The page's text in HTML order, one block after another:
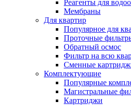
Реагенты для
Мембраны
Для квартир
Популярное для
Проточные
Обратный осмос
Фильтр на всю
Сменные
Комплектующие
Популярные
Магистральные
Картриджи